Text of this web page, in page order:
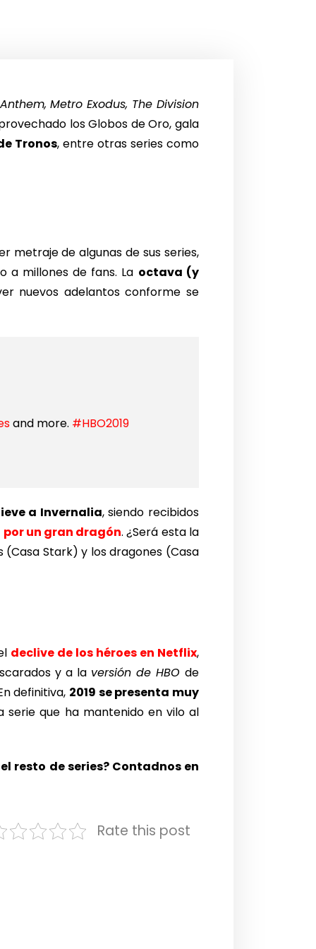
Anthem, Metro Exodus, The Division
los Globos de Oro, gala
Tronos, entre otras series como
metraje de algunas de sus series,
a millones de fans. La octava (y
nuevos adelantos conforme se
and more. #HBO2019
a Invernalia, siendo recibidos
un gran dragón. ¿Será esta la
Stark) y los dragones (Casa
declive de los héroes en Netflix,
y a la versión de HBO de
definitiva, 2019 se presenta muy
que ha mantenido en vilo al
resto de series? Contadnos en
Rate this post